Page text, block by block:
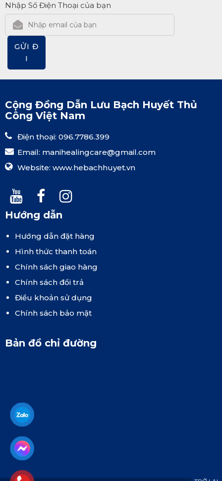
Nhập Số Điện Thoại của bạn
GỬI Đ
I
Cộng Đồng Dẫn Lưu Bạch Huyết Thủ
Công Việt Nam
Điện thoại: 096.7786.399
Email: manihealingcare@gmail.com
Website: www.hebachhuyet.vn
Hướng dẫn
Hướng dẫn đặt hàng
Hình thức thanh toán
Chính sách giao hàng
Chính sách đổi trả
Điều khoản sử dụng
Chính sách bảo mật
Bản đồ chỉ đường